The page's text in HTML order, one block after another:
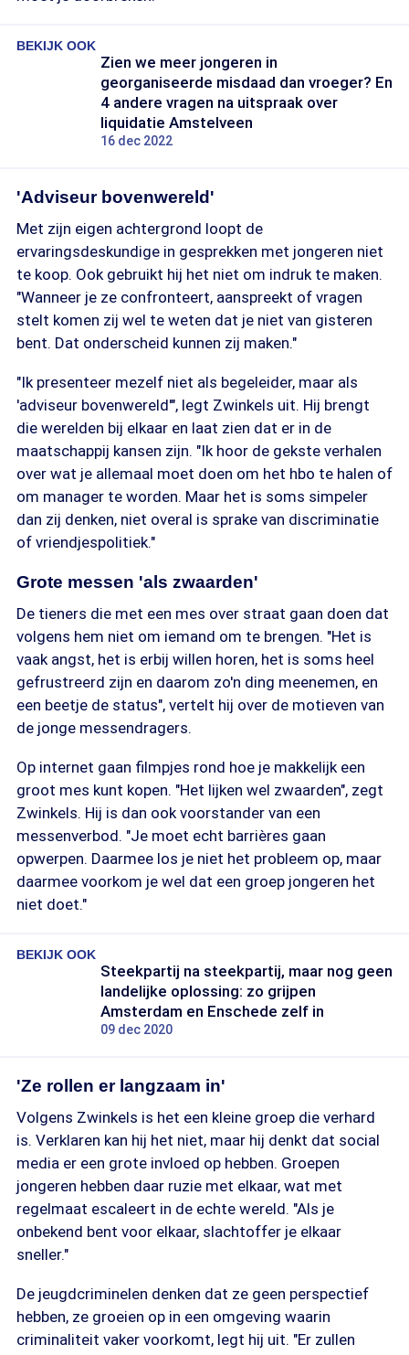
BEKIJK OOK
Zien we meer jongeren in
georganiseerde misdaad dan vroeger? En
4 andere vragen na uitspraak over
liquidatie Amstelveen
16 dec 2022
'Adviseur bovenwereld'
Met zijn eigen achtergrond loopt de
ervaringsdeskundige in gesprekken met jongeren niet
te koop. Ook gebruikt hij het niet om indruk te maken.
"Wanneer je ze confronteert, aanspreekt of vragen
stelt komen zij wel te weten dat je niet van gisteren
bent. Dat onderscheid kunnen zij maken."
"Ik presenteer mezelf niet als begeleider, maar als
'adviseur bovenwereld'", legt Zwinkels uit. Hij brengt
die werelden bij elkaar en laat zien dat er in de
maatschappij kansen zijn. "Ik hoor de gekste verhalen
over wat je allemaal moet doen om het hbo te halen of
om manager te worden. Maar het is soms simpeler
dan zij denken, niet overal is sprake van discriminatie
of vriendjespolitiek."
Grote messen 'als zwaarden'
De tieners die met een mes over straat gaan doen dat
volgens hem niet om iemand om te brengen. "Het is
vaak angst, het is erbij willen horen, het is soms heel
gefrustreerd zijn en daarom zo'n ding meenemen, en
een beetje de status", vertelt hij over de motieven van
de jonge messendragers.
Op internet gaan filmpjes rond hoe je makkelijk een
groot mes kunt kopen. "Het lijken wel zwaarden", zegt
Zwinkels. Hij is dan ook voorstander van een
messenverbod. "Je moet echt barrières gaan
opwerpen. Daarmee los je niet het probleem op, maar
daarmee voorkom je wel dat een groep jongeren het
niet doet."
BEKIJK OOK
Steekpartij na steekpartij, maar nog geen
landelijke oplossing: zo grijpen
Amsterdam en Enschede zelf in
09 dec 2020
'Ze rollen er langzaam in'
Volgens Zwinkels is het een kleine groep die verhard
is. Verklaren kan hij het niet, maar hij denkt dat social
media er een grote invloed op hebben. Groepen
jongeren hebben daar ruzie met elkaar, wat met
regelmaat escaleert in de echte wereld. "Als je
onbekend bent voor elkaar, slachtoffer je elkaar
sneller."
De jeugdcriminelen denken dat ze geen perspectief
hebben, ze groeien op in een omgeving waarin
criminaliteit vaker voorkomt, legt hij uit. "Er zullen